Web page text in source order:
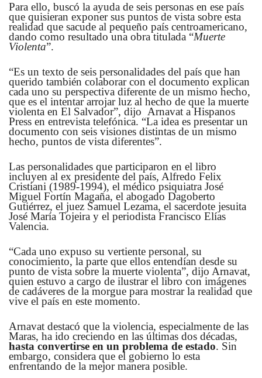
Para ello, buscó la ayuda de seis personas en ese país
que quisieran exponer sus puntos de vista sobre esta
realidad que sacude al pequeño país centroamericano,
dando como resultado una obra titulada “Muerte
Violenta”.
“Es un texto de seis personalidades del país que han
querido también colaborar con el documento explican
cada uno su perspectiva diferente de un mismo hecho,
que es el intentar arrojar luz al hecho de que la muerte
violenta en El Salvador”, dijo Arnavat a Hispanos
Press en entrevista telefónica. “La idea es presentar un
documento con seis visiones distintas de un mismo
hecho, puntos de vista diferentes”.
Las personalidades que participaron en el libro
incluyen al ex presidente del país, Alfredo Felix
Cristiani (1989-1994), el médico psiquiatra José
Miguel Fortín Magaña, el abogado Dagoberto
Gutiérrez, el juez Samuel Lezama, el sacerdote jesuita
José María Tojeira y el periodista Francisco Elías
Valencia.
“Cada uno expuso su vertiente personal, su
conocimiento, la parte que ellos entendían desde su
punto de vista sobre la muerte violenta”, dijo Arnavat,
quien estuvo a cargo de ilustrar el libro con imágenes
de cadáveres de la morgue para mostrar la realidad que
vive el país en este momento.
Arnavat destacó que la violencia, especialmente de las
Maras, ha ido creciendo en las últimas dos décadas,
hasta convertirse en un problema de estado. Sin
embargo, considera que el gobierno lo esta
enfrentando de la mejor manera posible.